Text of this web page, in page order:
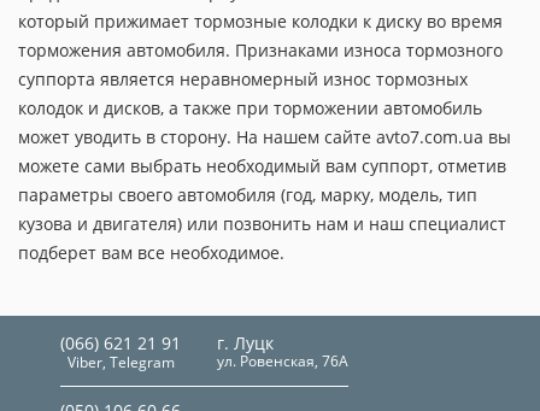
который прижимает тормозные колодки к диску во время
торможения автомобиля. Признаками износа тормозного
суппорта является неравномерный износ тормозных
колодок и дисков, а также при торможении автомобиль
может уводить в сторону. На нашем сайте avto7.com.ua вы
можете сами выбрать необходимый вам суппорт, отметив
параметры своего автомобиля (год, марку, модель, тип
кузова и двигателя) или позвонить нам и наш специалист
подберет вам все необходимое.
(066) 621 21 91
Viber, Telegram
г. Луцк
ул. Ровенская, 76А